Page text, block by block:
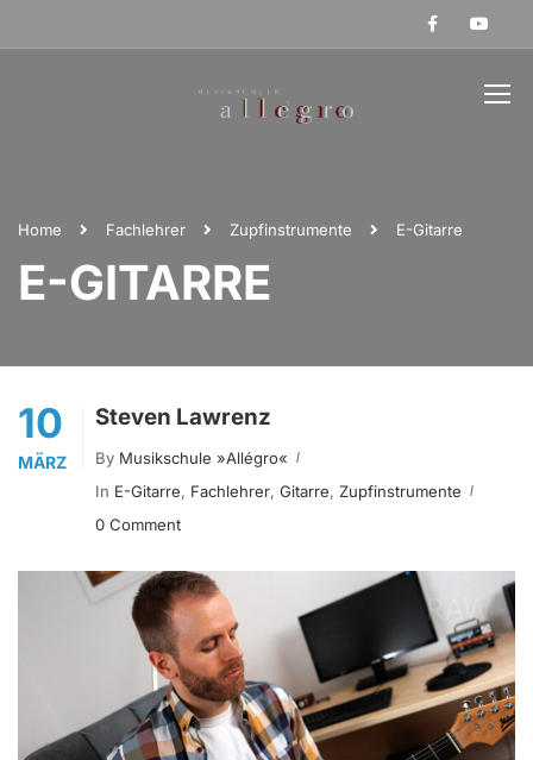
Home Fachlehrer Zupfinstrumente E-Gitarre
E-GITARRE
10
MÄRZ
Steven Lawrenz
By Musikschule »allégro«
In E-Gitarre, Fachlehrer, Gitarre, Zupfinstrumente
0 Comment